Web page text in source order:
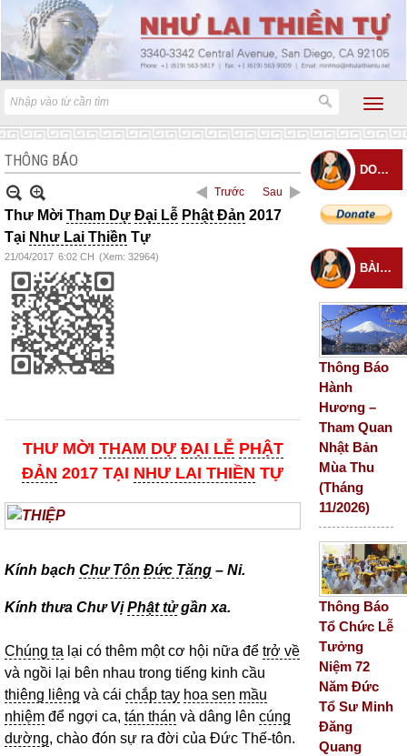
THÔNG BÁO
Trước Sau
Thư Mời Tham Dự Đại Lễ Phật Đản 2017
Tại Như Lai Thiền Tự
21/04/2017 6:02 CH (Xem: 32964)
THƯ MỜI THAM DỰ ĐẠI LỄ PHẬT
ĐẢN 2017 TẠI NHƯ LAI THIỀN TỰ
Kính bạch Chư Tôn Đức Tăng – Ni.
Kính thưa Chư VịPhật tửgần xa.
Chúng ta lại có thêm một cơ hội nữa để trở về
và ngồi lại bên nhau trong tiếng kinh cầu
thiêng liêng và cái chắp tay hoa sen mầu
nhiệm để ngợi ca, tán thán và dâng lên cúng
dường, chào đón sự ra đời của Đức Thế-tôn.
DONATE
BÀI ĐĂNG MỚI
Thông Báo
Hành
Hương –
Tham Quan
Nhật Bản
Mùa Thu
(Tháng
11/2026)
Thông Báo
Tổ Chức Lễ
Tưởng
Niệm 72
Năm Đức
Tổ Sư Minh
Đăng
Quang